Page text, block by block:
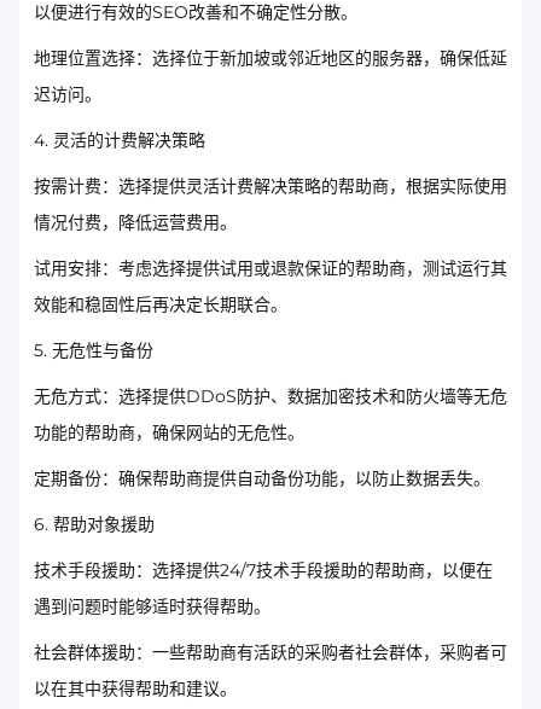
以便进行有效的SEO改善和不确定性分散。
地理位置选择：选择位于新加坡或邻近地区的服务器，确保低延
迟访问。
4. 灵活的计费解决策略
按需计费：选择提供灵活计费解决策略的帮助商，根据实际使用
情况付费，降低运营费用。
试用安排：考虑选择提供试用或退款保证的帮助商，测试运行其
效能和稳固性后再决定长期联合。
5. 无危性与备份
无危方式：选择提供DDoS防护、数据加密技术和防火墙等无危
功能的帮助商，确保网站的无危性。
定期备份：确保帮助商提供自动备份功能，以防止数据丢失。
6. 帮助对象援助
技术手段援助：选择提供24/7技术手段援助的帮助商，以便在
遇到问题时能够适时获得帮助。
社会群体援助：一些帮助商有活跃的采购者社会群体，采购者可
以在其中获得帮助和建议。